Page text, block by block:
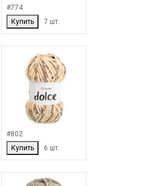
#774
Купить
7 шт.
#802
Купить
6 шт.